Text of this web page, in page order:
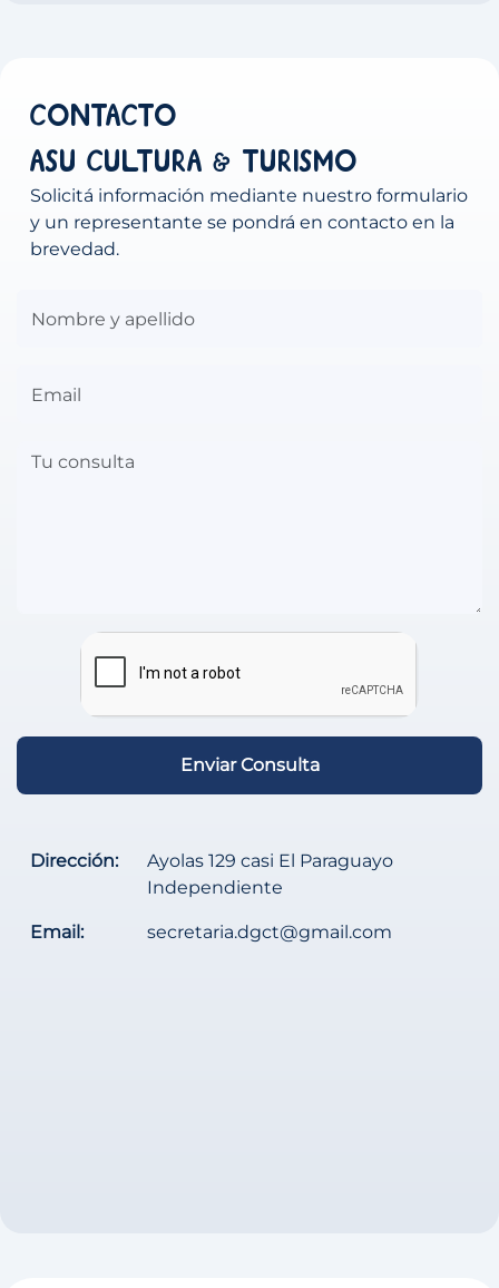
Contacto
ASU Cultura & Turismo
Solicitá información mediante nuestro formulario
y un representante se pondrá en contacto en la
brevedad.
Enviar Consulta
Dirección:
Ayolas 129 casi El Paraguayo
Independiente
Email: secretaria.dgct@gmail.com